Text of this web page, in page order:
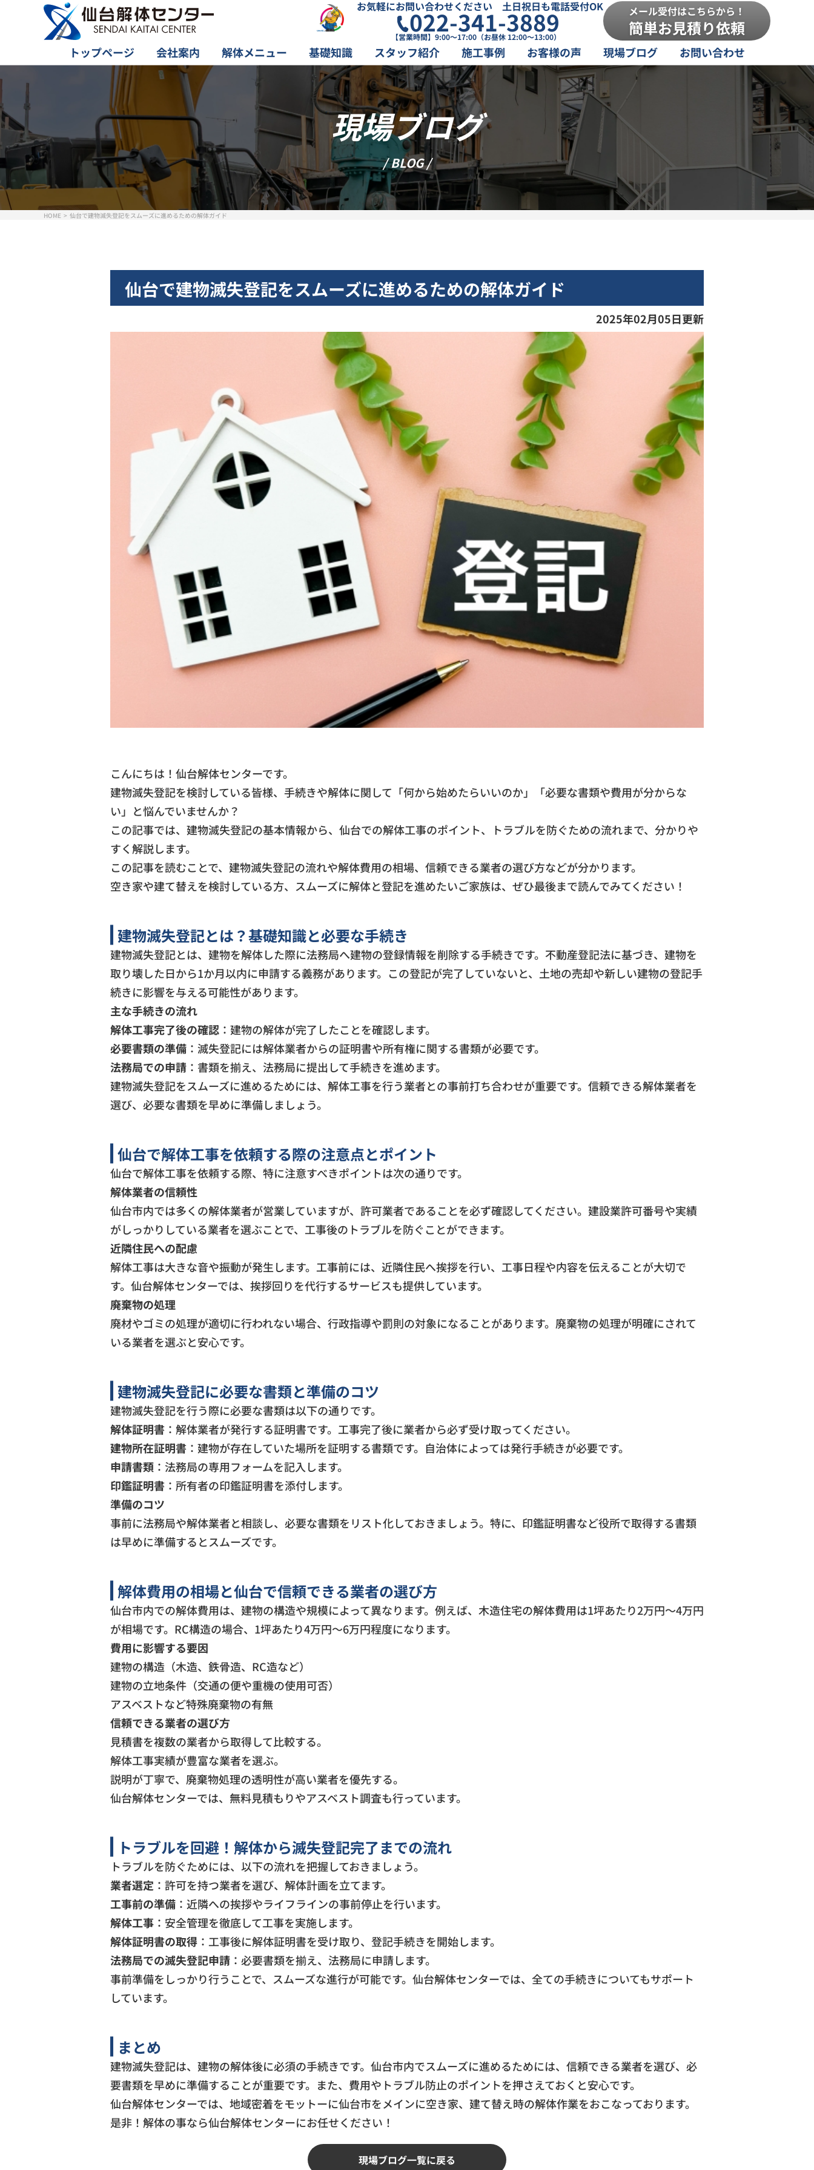
お気軽にお問い合わせください 土日祝日も電話受付OK
022-341-3889
【営業時間】9:00～17:00（お昼休 12:00～13:00）
メール受付はこちらから！
簡単お見積り依頼
トップページ 会社案内 解体メニュー 基礎知識 スタッフ紹介 施工事例 お客様の声 現場ブログ お問い合わせ
現場ブログ
/ BLOG /
HOME 仙台で建物滅失登記をスムーズに進めるための解体ガイド
仙台で建物滅失登記をスムーズに進めるための解体ガイド
2025年02月05日更新
こんにちは！仙台解体センターです。
建物滅失登記を検討している皆様、手続きや解体に関して「何から始めたらいいのか」「必要な書類や費用が分からな
い」と悩んでいませんか？
この記事では、建物滅失登記の基本情報から、仙台での解体工事のポイント、トラブルを防ぐための流れまで、分かりや
すく解説します。
この記事を読むことで、建物滅失登記の流れや解体費用の相場、信頼できる業者の選び方などが分かります。
空き家や建て替えを検討している方、スムーズに解体と登記を進めたいご家族は、ぜひ最後まで読んでみてください！
建物滅失登記とは？基礎知識と必要な手続き
建物滅失登記とは、建物を解体した際に法務局へ建物の登録情報を削除する手続きです。不動産登記法に基づき、建物を
取り壊した日から1か月以内に申請する義務があります。この登記が完了していないと、土地の売却や新しい建物の登記手
続きに影響を与える可能性があります。
主な手続きの流れ
解体工事完了後の確認 ：建物の解体が完了したことを確認します。
必要書類の準備 ：滅失登記には解体業者からの証明書や所有権に関する書類が必要です。
法務局での申請 ：書類を揃え、法務局に提出して手続きを進めます。
建物滅失登記をスムーズに進めるためには、解体工事を行う業者との事前打ち合わせが重要です。信頼できる解体業者を
選び、必要な書類を早めに準備しましょう。
仙台で解体工事を依頼する際の注意点とポイント
仙台で解体工事を依頼する際、特に注意すべきポイントは次の通りです。
解体業者の信頼性
仙台市内では多くの解体業者が営業していますが、許可業者であることを必ず確認してください。建設業許可番号や実績
がしっかりしている業者を選ぶことで、工事後のトラブルを防ぐことができます。
近隣住民への配慮
解体工事は大きな音や振動が発生します。工事前には、近隣住民へ挨拶を行い、工事日程や内容を伝えることが大切で
す。仙台解体センターでは、挨拶回りを代行するサービスも提供しています。
廃棄物の処理
廃材やゴミの処理が適切に行われない場合、行政指導や罰則の対象になることがあります。廃棄物の処理が明確にされて
いる業者を選ぶと安心です。
建物滅失登記に必要な書類と準備のコツ
建物滅失登記を行う際に必要な書類は以下の通りです。
解体証明書 ：解体業者が発行する証明書です。工事完了後に業者から必ず受け取ってください。
建物所在証明書 ：建物が存在していた場所を証明する書類です。自治体によっては発行手続きが必要です。
申請書類 ：法務局の専用フォームを記入します。
印鑑証明書 ：所有者の印鑑証明書を添付します。
準備のコツ
事前に法務局や解体業者と相談し、必要な書類をリスト化しておきましょう。特に、印鑑証明書など役所で取得する書類
は早めに準備するとスムーズです。
解体費用の相場と仙台で信頼できる業者の選び方
仙台市内での解体費用は、建物の構造や規模によって異なります。例えば、木造住宅の解体費用は1坪あたり2万円～4万円
が相場です。RC構造の場合、1坪あたり4万円～6万円程度になります。
費用に影響する要因
建物の構造（木造、鉄骨造、RC造など）
建物の立地条件（交通の便や重機の使用可否）
アスベストなど特殊廃棄物の有無
信頼できる業者の選び方
見積書を複数の業者から取得して比較する。
解体工事実績が豊富な業者を選ぶ。
説明が丁寧で、廃棄物処理の透明性が高い業者を優先する。
仙台解体センターでは、無料見積もりやアスベスト調査も行っています。
トラブルを回避！解体から滅失登記完了までの流れ
トラブルを防ぐためには、以下の流れを把握しておきましょう。
業者選定 ：許可を持つ業者を選び、解体計画を立てます。
工事前の準備 ：近隣への挨拶やライフラインの事前停止を行います。
解体工事 ：安全管理を徹底して工事を実施します。
解体証明書の取得 ：工事後に解体証明書を受け取り、登記手続きを開始します。
法務局での滅失登記申請 ：必要書類を揃え、法務局に申請します。
事前準備をしっかり行うことで、スムーズな進行が可能です。仙台解体センターでは、全ての手続きについてもサポート
しています。
まとめ
建物滅失登記は、建物の解体後に必須の手続きです。仙台市内でスムーズに進めるためには、信頼できる業者を選び、必
要書類を早めに準備することが重要です。また、費用やトラブル防止のポイントを押さえておくと安心です。
仙台解体センターでは、地域密着をモットーに仙台市をメインに空き家、建て替え時の解体作業をおこなっております。
是非！解体の事なら仙台解体センターにお任せください！
現場ブログ一覧に戻る